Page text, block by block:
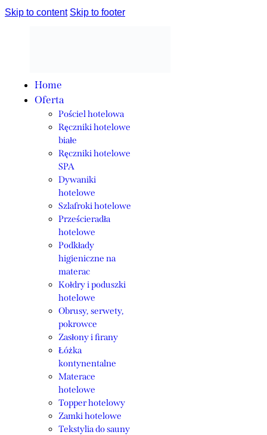
Skip to content Skip to footer
Home
Oferta
Pościel hotelowa
Ręczniki hotelowe
białe
Ręczniki hotelowe
SPA
Dywaniki
hotelowe
Szlafroki hotelowe
Prześcieradła
hotelowe
Podkłady
higieniczne na
materac
Kołdry i poduszki
hotelowe
Obrusy, serwety,
pokrowce
Zasłony i firany
Łóżka
kontynentalne
Materace
hotelowe
Topper hotelowy
Zamki hotelowe
Tekstylia do sauny